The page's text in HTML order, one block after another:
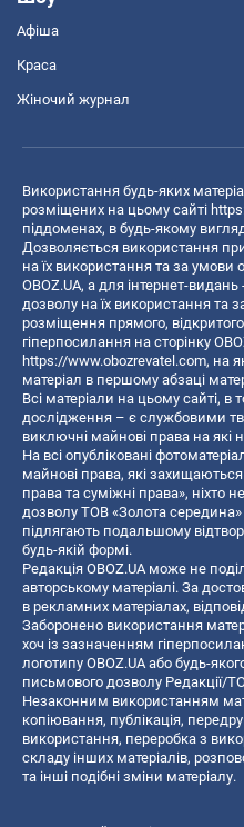
Афіша
Краса
Жіночий журнал
Використання будь-яких
розміщених на цьому сайті
піддоменах, в будь-якому
Дозволяється використання
на їх використання та за умови
OBOZ.UA, а для інтернет-
дозволу на їх використання та
розміщення прямого,
гіперпосилання на сторінку
https://www.obozrevatel.com, на
матеріал в першому абзаці
Всі матеріали на цьому сайті, в
дослідження – є службовими
виключні майнові права на які
На всі опубліковані
майнові права, які
права та суміжні права», ніхто
дозволу ТОВ «Золота середина»
підлягають подальшому
будь-якій формі.
Редакція OBOZ.UA може не
авторському матеріалі. За
в рекламних матеріалах,
Заборонено використання
хоч із зазначенням
логотипу OBOZ.UA або будь-
письмового дозволу Редакції/
Незаконним використанням
копiювання, публiкацiя,
використання, переробка з
складу інших матеріалів,
та інші подібні зміни матеріалу.